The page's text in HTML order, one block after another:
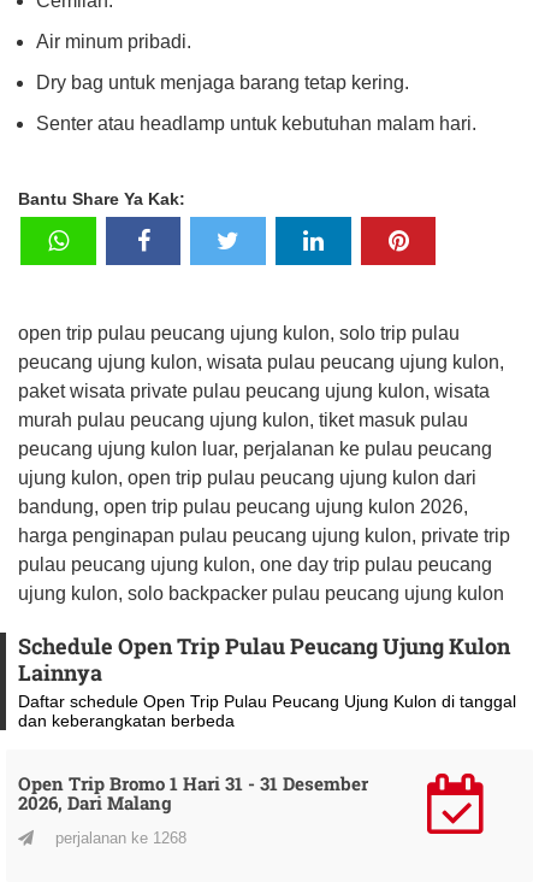
Air minum pribadi.
Dry bag untuk menjaga barang tetap kering.
Senter atau headlamp untuk kebutuhan malam hari.
Bantu Share Ya Kak:
open trip pulau peucang ujung kulon, solo trip pulau
peucang ujung kulon, wisata pulau peucang ujung kulon,
paket wisata private pulau peucang ujung kulon, wisata
murah pulau peucang ujung kulon, tiket masuk pulau
peucang ujung kulon luar, perjalanan ke pulau peucang
ujung kulon, open trip pulau peucang ujung kulon dari
bandung, open trip pulau peucang ujung kulon 2026,
harga penginapan pulau peucang ujung kulon, private trip
pulau peucang ujung kulon, one day trip pulau peucang
ujung kulon, solo backpacker pulau peucang ujung kulon
Schedule Open Trip Pulau Peucang Ujung Kulon
Lainnya
Daftar schedule Open Trip Pulau Peucang Ujung Kulon di tanggal
dan keberangkatan berbeda
Open Trip Bromo 1 Hari 31 - 31 Desember
2026, Dari Malang
perjalanan ke 1268